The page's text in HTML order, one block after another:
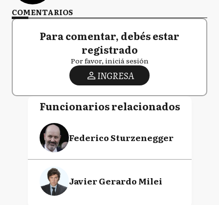
COMENTARIOS
Para comentar, debés estar
registrado
Por favor, iniciá sesión
INGRESA
Funcionarios relacionados
Federico Sturzenegger
Javier Gerardo Milei